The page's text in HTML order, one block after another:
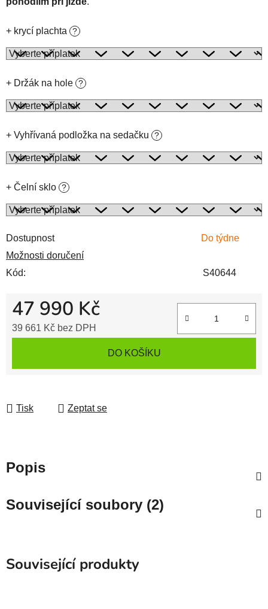
+ krycí plachta ?
+ Držák na hole ?
+ Vyhřívaná podložka na sedačku ?
+ Čelní sklo ?
Dostupnost
Do týdne
Možnosti doručení
Kód:
S40644
47 990 Kč
39 661 Kč bez DPH
DO KOŠÍKU
Tisk Zeptat se
Popis
Související soubory (2)
Související produkty